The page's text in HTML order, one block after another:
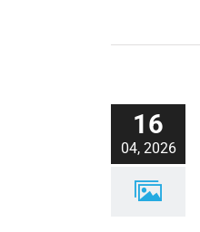
16
04, 2026